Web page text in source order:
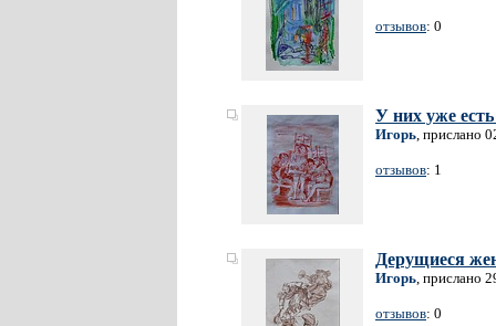
отзывов: 0
У них уже есть
Игорь, прислано
отзывов: 1
Дерущиеся
Игорь, прислано
отзывов: 0